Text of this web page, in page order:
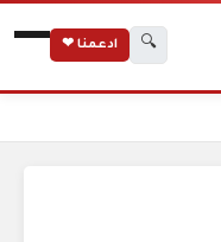
🔍 ادعمنا ❤